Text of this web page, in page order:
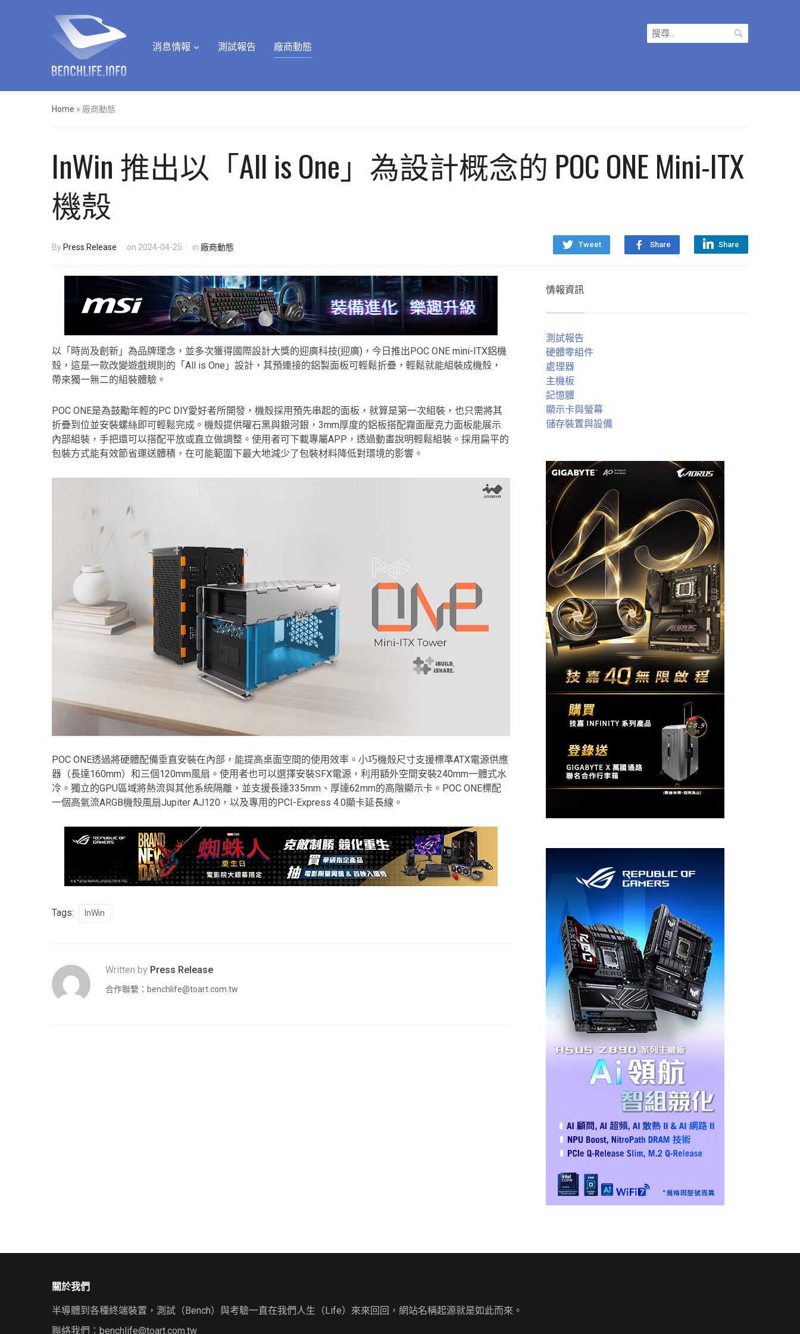
消息情報 測試報告 廠商動態
搜
尋
Home » 廠商動態
InWin 推出以「All is One」為設計概念的 POC ONE Mini-ITX
機殼
Tweet Share Share
By Press Release on 2024-04-25 in 廠商動態
以「時尚及創新」為品牌理念，並多次獲得國際設計大獎的迎廣科技(迎廣)，今日推出POC ONE mini-ITX鋁機
殼，這是一款改變遊戲規則的「All is One」設計，其預連接的鋁製面板可輕鬆折疊，輕鬆就能組裝成機殼，
帶來獨一無二的組裝體驗。
POC ONE是為鼓勵年輕的PC DIY愛好者所開發，機殼採用預先串起的面板，就算是第一次組裝，也只需將其
折疊到位並安裝螺絲即可輕鬆完成。機殼提供曜石黑與銀河銀，3mm厚度的鋁板搭配霧面壓克力面板能展示
內部組裝，手把還可以搭配平放或直立做調整。使用者可下載專屬APP，透過動畫說明輕鬆組裝。採用扁平的
包裝方式能有效節省運送體積，在可能範圍下最大地減少了包裝材料降低對環境的影響。
POC ONE透過將硬體配備垂直安裝在內部，能提高桌面空間的使用效率。小巧機殼尺寸支援標準ATX電源供應
器（長達160mm）和三個120mm風扇。使用者也可以選擇安裝SFX電源，利用額外空間安裝240mm一體式水
冷。獨立的GPU區域將熱流與其他系統隔離，並支援長達335mm、厚達62mm的高階顯示卡。POC ONE標配
一個高氣流ARGB機殼風扇Jupiter AJ120，以及專用的PCI-Express 4.0顯卡延長線。
Tags: InWin
Written by Press Release
合作聯繫： benchlife@toart.com.tw
情報資訊
測試報告
硬體零組件
處理器
主機板
記憶體
顯示卡與螢幕
儲存裝置與設備
關於我們
半導體到各種終端裝置，測試（Bench）與考驗一直在我們人生（Life）來來回回，網站名稱起源就是如此而來。
聯絡我們： benchlife@toart.com.tw